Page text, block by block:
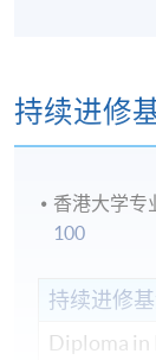
持续进修
香港大学专
100
持续进修
Diploma in